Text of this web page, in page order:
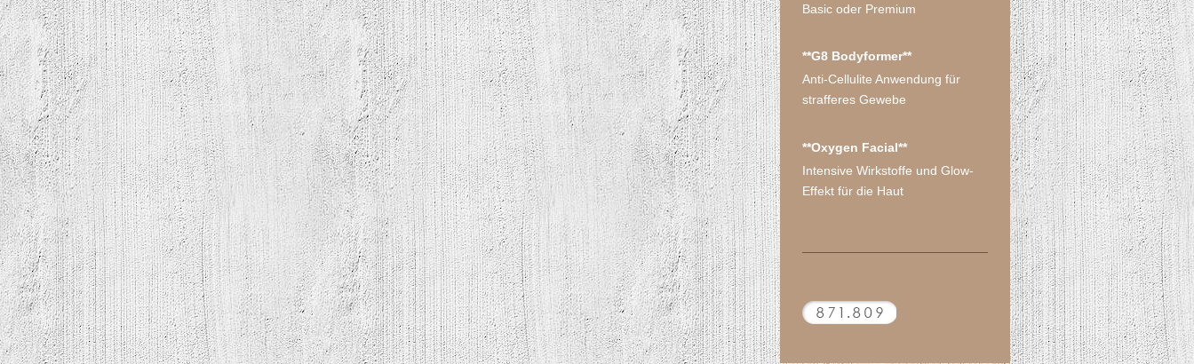
Basic oder Premium
**G8 Bodyformer**
Anti-Cellulite Anwendung für
strafferes Gewebe
**Oxygen Facial**
Intensive Wirkstoffe und Glow-
Effekt für die Haut